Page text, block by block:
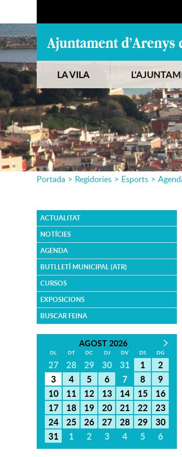
LA VILA
Portada > Regidories > Esports >
ACTUALITAT
NOTÍCIES
AGENDA
BUTLLETÍ MUNICIPAL (ATR)
CURSOS
EXPOSICIONS
BUSCAR FEINA
AGOST 2026
DL DT DC DJ DV DS DG
27 28 29 30 31 1
2
3
4 5 6 7 8
9
10
11 12 13 14 15
16
17
18 19 20 21 22
23
24
25 26 27 28 29
30
31
1 2 3 4 5 6